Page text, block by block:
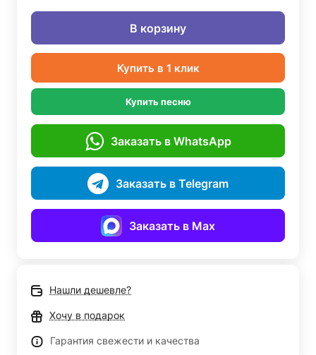
В корзину
Купить в 1 клик
Купить песню
Заказать в WhatsApp
Заказать в Telegram
Заказать в Max
Нашли дешевле?
Хочу в подарок
Гарантия свежести и качества